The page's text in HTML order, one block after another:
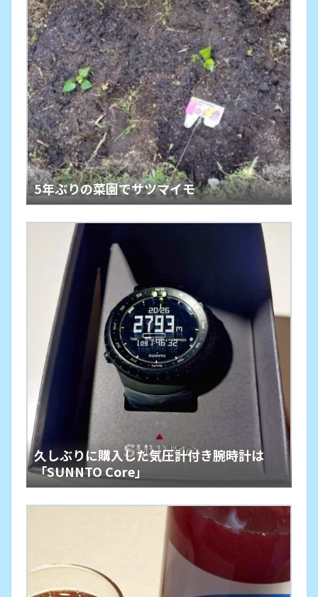
5年ぶりの菜園でサツマイモ
久しぶりに購入した気圧計付き腕時計は
「SUNNTO Core」